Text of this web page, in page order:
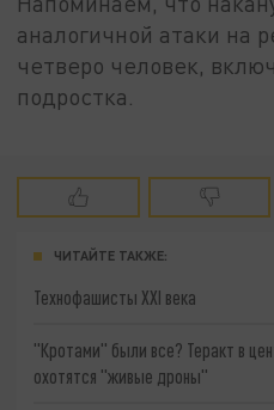
аналогичной атаки на
четверо человек,
подростка.
ЧИТАЙТЕ ТАКЖЕ:
Технофашисты XXI века
"Кротами" были все? Теракт в
охотятся "живые дроны"